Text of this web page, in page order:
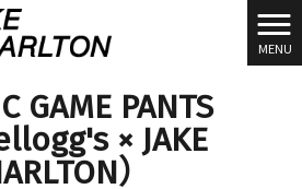
MENU
GAME PANTS
× JAKE
）